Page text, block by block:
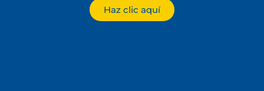
Haz clic aquí